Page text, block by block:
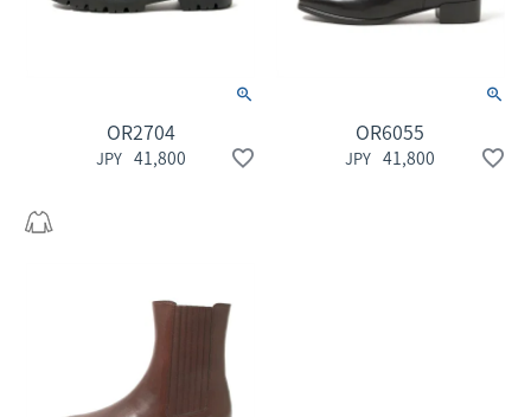
OR2704
41,800
OR6055
41,800